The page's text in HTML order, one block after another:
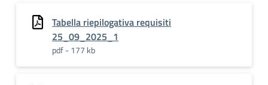
Tabella riepilogativa requisiti
25_09_2025_1
pdf - 177 kb